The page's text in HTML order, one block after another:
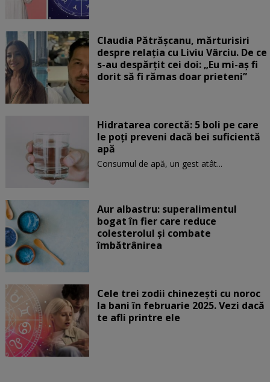
Claudia Pătrășcanu, mărturisiri
despre relația cu Liviu Vârciu. De ce
s-au despărțit cei doi: „Eu mi-aș fi
dorit să fi rămas doar prieteni”
Hidratarea corectă: 5 boli pe care
le poți preveni dacă bei suficientă
apă
Consumul de apă, un gest atât...
Aur albastru: superalimentul
bogat în fier care reduce
colesterolul și combate
îmbătrânirea
Cele trei zodii chinezești cu noroc
la bani în februarie 2025. Vezi dacă
te afli printre ele